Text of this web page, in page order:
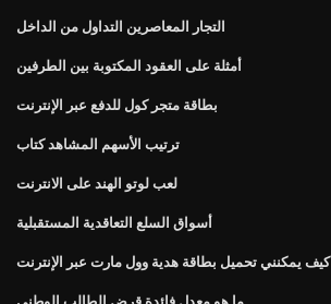
التجار المعاصرين التداول من الداخل
أمثلة على العقود المكتوبة بين الطرفين
بطاقة متجر كول للدفع عبر الإنترنت
ترتيب الأسهم المشاهد كتاب
لعب لوتو الهند على الانترنت
أسواق السلع التعاقدية المستقبلية
كيف يمكنني تحميل بطاقة هدية وول مارت عبر الإنترنت